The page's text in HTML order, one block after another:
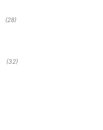
(28)
(32)